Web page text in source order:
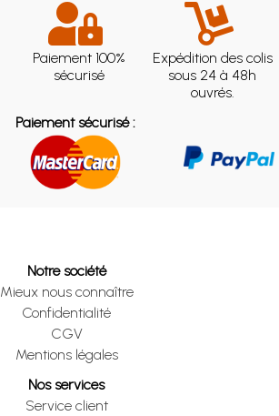
Paiement 100%
sécurisé
Expédition des colis
sous 24 à 48h
ouvrés.
Paiement sécurisé :
Notre société
Mieux nous connaître
Confidentialité
CGV
Mentions légales
Nos services
Service client